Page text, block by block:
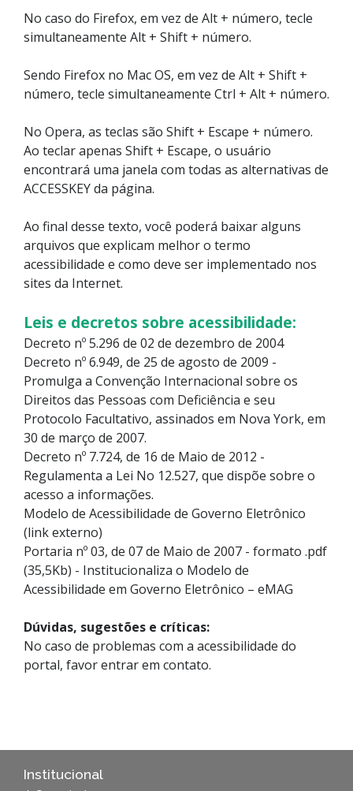
No caso do Firefox, em vez de Alt + número, tecle
simultaneamente Alt + Shift + número.
Sendo Firefox no Mac OS, em vez de Alt + Shift +
número, tecle simultaneamente Ctrl + Alt + número.
No Opera, as teclas são Shift + Escape + número.
Ao teclar apenas Shift + Escape, o usuário
encontrará uma janela com todas as alternativas de
ACCESSKEY da página.
Ao final desse texto, você poderá baixar alguns
arquivos que explicam melhor o termo
acessibilidade e como deve ser implementado nos
sites da Internet.
Leis e decretos sobre acessibilidade:
Decreto nº 5.296 de 02 de dezembro de 2004
Decreto nº 6.949, de 25 de agosto de 2009 -
Promulga a Convenção Internacional sobre os
Direitos das Pessoas com Deficiência e seu
Protocolo Facultativo, assinados em Nova York, em
30 de março de 2007.
Decreto nº 7.724, de 16 de Maio de 2012 -
Regulamenta a Lei No 12.527, que dispõe sobre o
acesso a informações.
Modelo de Acessibilidade de Governo Eletrônico
(link externo)
Portaria nº 03, de 07 de Maio de 2007 - formato .pdf
(35,5Kb) - Institucionaliza o Modelo de
Acessibilidade em Governo Eletrônico – eMAG
Dúvidas, sugestões e críticas:
No caso de problemas com a acessibilidade do
portal, favor entrar em contato.
Institucional